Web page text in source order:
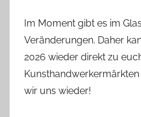
Im Moment gibt es im
Veränderungen. Daher
2026 wieder direkt zu
wir uns wieder!